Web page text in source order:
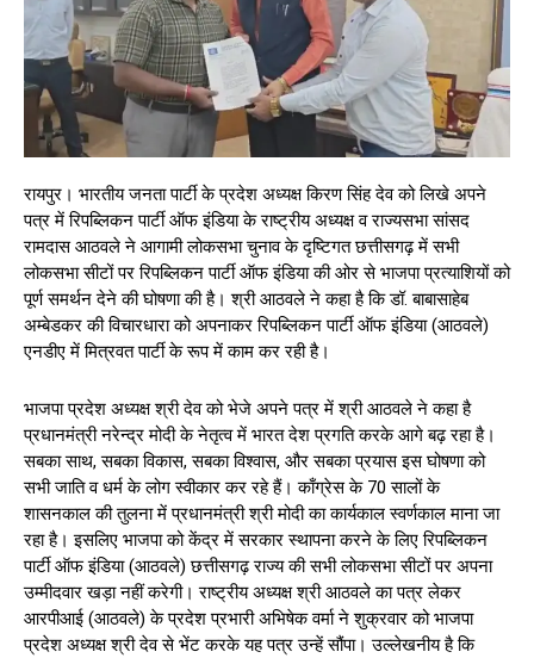
रायपुर। भारतीय जनता पार्टी के प्रदेश अध्यक्ष किरण सिंह देव को लिखे अपने
पत्र में रिपब्लिकन पार्टी ऑफ इंडिया के राष्ट्रीय अध्यक्ष व राज्यसभा सांसद
रामदास आठवले ने आगामी लोकसभा चुनाव के दृष्टिगत छत्तीसगढ़ में सभी
लोकसभा सीटों पर रिपब्लिकन पार्टी ऑफ इंडिया की ओर से भाजपा प्रत्याशियों को
पूर्ण समर्थन देने की घोषणा की है। श्री आठवले ने कहा है कि डॉ. बाबासाहेब
अम्बेडकर की विचारधारा को अपनाकर रिपब्लिकन पार्टी ऑफ इंडिया (आठवले)
एनडीए में मित्रवत पार्टी के रूप में काम कर रही है।
भाजपा प्रदेश अध्यक्ष श्री देव को भेजे अपने पत्र में श्री आठवले ने कहा है
प्रधानमंत्री नरेन्द्र मोदी के नेतृत्व में भारत देश प्रगति करके आगे बढ़ रहा है।
सबका साथ, सबका विकास, सबका विश्वास, और सबका प्रयास इस घोषणा को
सभी जाति व धर्म के लोग स्वीकार कर रहे हैं। काँग्रेस के 70 सालों के
शासनकाल की तुलना में प्रधानमंत्री श्री मोदी का कार्यकाल स्वर्णकाल माना जा
रहा है। इसलिए भाजपा को केंद्र में सरकार स्थापना करने के लिए रिपब्लिकन
पार्टी ऑफ इंडिया (आठवले) छत्तीसगढ़ राज्य की सभी लोकसभा सीटों पर अपना
उम्मीदवार खड़ा नहीं करेगी। राष्ट्रीय अध्यक्ष श्री आठवले का पत्र लेकर
आरपीआई (आठवले) के प्रदेश प्रभारी अभिषेक वर्मा ने शुक्रवार को भाजपा
प्रदेश अध्यक्ष श्री देव से भेंट करके यह पत्र उन्हें सौंपा। उल्लेखनीय है कि